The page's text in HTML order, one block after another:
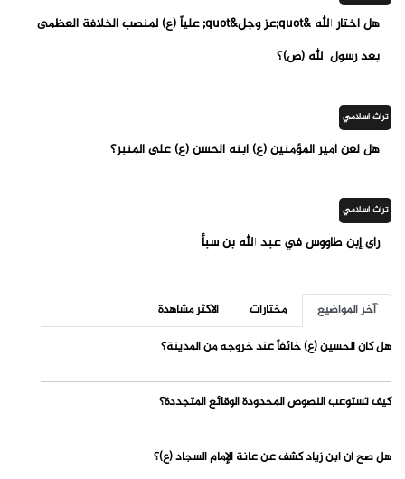
هل اختار الله &quot;عز وجل&quot; علياً (ع) لمنصب الخلافة العظمى
بعد رسول الله (ص)؟
تراث اسلامي
هل لعن أمير المؤمنين (ع) ابنه الحسن (ع) على المنبر؟
تراث اسلامي
رأي إبن طاووس في عبد الله بن سبأ
آخر المواضيع مختارات
الاكثر مشاهدة
هل كان الحسين (ع) خائفاً عند خروجه من المدينة؟
كيف تستوعب النصوص المحدودة الوقائع المتجددة؟
هل صح أن ابن زياد كشف عن عانة الإمام السجاد (ع)؟